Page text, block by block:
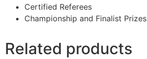
Certified Referees
Championship and Finalist Prizes
Related products